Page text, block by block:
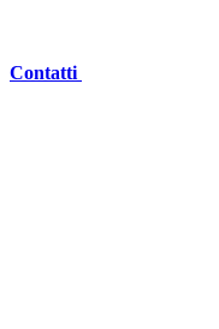
Contatti